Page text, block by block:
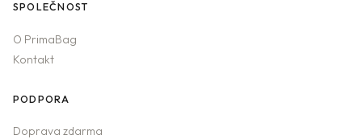
SPOLEČNOST
O PrimaBag
Kontakt
PODPORA
Doprava zdarma